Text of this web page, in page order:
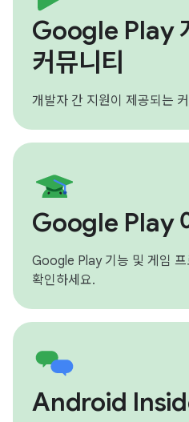
Google Play
커뮤니티
개발자 간 지원이 제공되는
Google Play
Google Play 기능 및 게임
확인하세요.
Android